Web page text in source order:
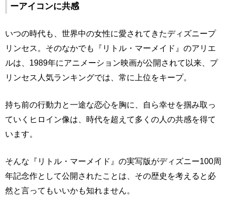
ーアイコンに共感
いつの時代も、世界中の女性に愛されてきたディズニープ
リンセス。そのなかでも『リトル・マーメイド』のアリエ
ルは、1989年にアニメーション映画が公開されて以来、プ
リンセス人気ランキングでは、常に上位をキープ。
持ち前の行動力と一途な恋心を胸に、自ら幸せを掴み取っ
ていくヒロイン像は、時代を超えて多くの人の共感を得て
います。
そんな『リトル・マーメイド』の実写版がディズニー100周
年記念作として公開されたことは、その歴史を考えると必
然と言ってもいいかも知れません。